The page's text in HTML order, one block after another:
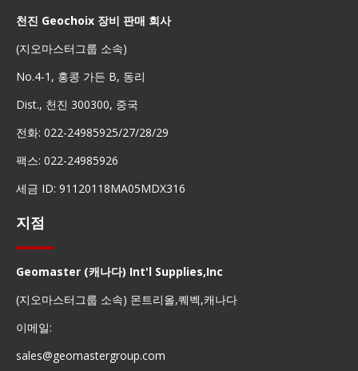
천진 Geochoix 장비 판매 회사
(지오마스터그룹 소속)
No.4-1, 홍콩 가든 B, 동리
Dist., 천진 300300, 중국
전화: 022-24985925/27/28/29
팩스: 022-24985926
세금 ID: 91120118MA05MDX316
지점
Geomaster (캐나다) Int'l Supplies,Inc
(지오마스터그룹 소속) 몬트리올,퀘벡,캐나다
이메일:
sales@geomastergroup.com